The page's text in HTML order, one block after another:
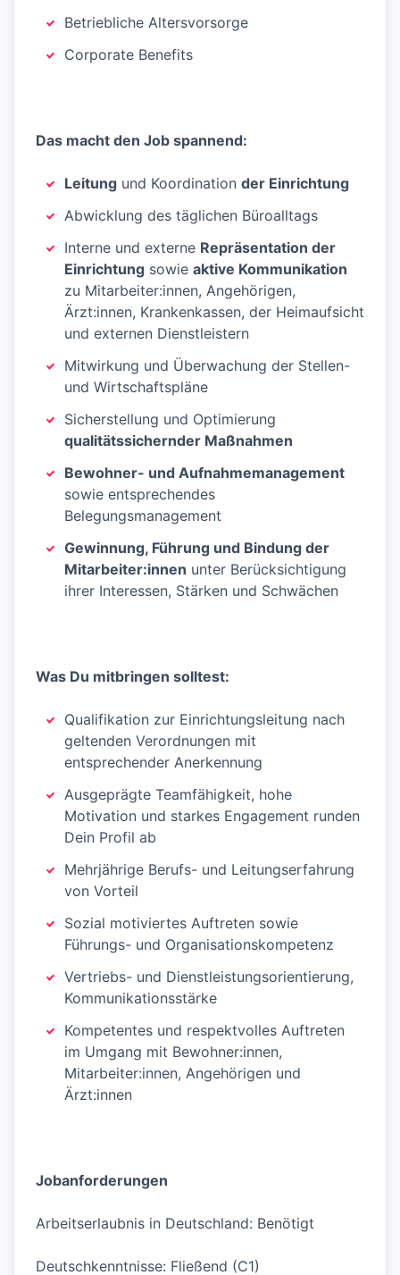
Betriebliche Altersvorsorge
Corporate Benefits
Das macht den Job spannend:
Leitung und Koordination der Einrichtung
Abwicklung des täglichen Büroalltags
Interne und externe Repräsentation der
Einrichtung sowie aktive Kommunikation
zu Mitarbeiter:innen, Angehörigen,
Ärzt:innen, Krankenkassen, der Heimaufsicht
und externen Dienstleistern
Mitwirkung und Überwachung der Stellen-
und Wirtschaftspläne
Sicherstellung und Optimierung
qualitätssichernder Maßnahmen
Bewohner- und Aufnahmemanagement
sowie entsprechendes
Belegungsmanagement
Gewinnung, Führung und Bindung der
Mitarbeiter:innen unter Berücksichtigung
ihrer Interessen, Stärken und Schwächen
Was Du mitbringen solltest:
Qualifikation zur Einrichtungsleitung nach
geltenden Verordnungen mit
entsprechender Anerkennung
Ausgeprägte Teamfähigkeit, hohe
Motivation und starkes Engagement runden
Dein Profil ab
Mehrjährige Berufs- und Leitungserfahrung
von Vorteil
Sozial motiviertes Auftreten sowie
Führungs- und Organisationskompetenz
Vertriebs- und Dienstleistungsorientierung,
Kommunikationsstärke
Kompetentes und respektvolles Auftreten
im Umgang mit Bewohner:innen,
Mitarbeiter:innen, Angehörigen und
Ärzt:innen
Jobanforderungen
Arbeitserlaubnis in Deutschland: Benötigt
Deutschkenntnisse: Fließend (C1)